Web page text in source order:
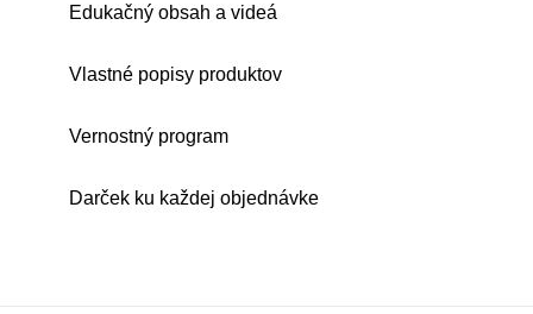
Edukačný obsah a videá
Vlastné popisy produktov
Vernostný program
Darček ku každej objednávke